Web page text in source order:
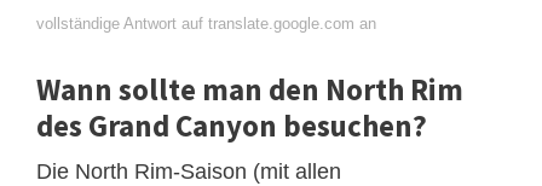
vollständige Antwort auf translate.google.com an
Wann sollte man den North Rim
des Grand Canyon besuchen?
Die North Rim-Saison (mit allen